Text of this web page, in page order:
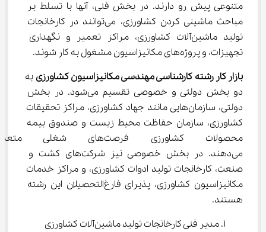
متنوعی پیش رو دارند. در بخش فنی، آنها با تسلط بر
مباحث ماشینی کردن کشاورزی، می‌توانند در کارخانجات
تولید ماشین‌آلات کشاورزی، مراکز تعمیر و نگهداری
تجهیزات، و پروژه‌های مکانیزاسیون مشغول به کار شوند.
بازار کار رشته کارشناسی مهندسی مکانیزاسیون کشاورزی به
دو بخش دولتی و خصوصی تقسیم می‌شود. در بخش
دولتی، سازمان‌هایی مانند جهاد کشاورزی، مراکز تحقیقات
کشاورزی، سازمان حفاظت محیط زیست و صندوق بیمه
محصولات کشاورزی فرصت‌های
می‌دهند. در بخش خصوصی نیز شرکت‌های کشت و
صنعت، کارخانجات تولید ادوات کشاورزی، و مراکز خدمات
مکانیزاسیون کشاورزی، پذیرای فارغ‌التحصیلان این رشته
هستند.
مدیر فنی کارخانجات تولید ماشین‌آلات کشاورزی